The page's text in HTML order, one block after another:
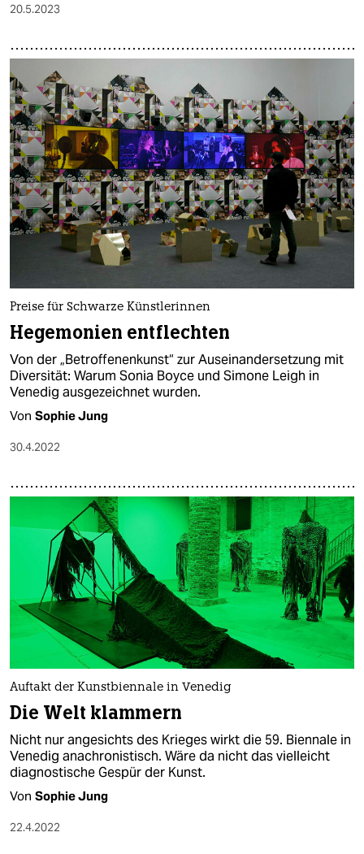
20.5.2023
Preise für Schwarze Künstlerinnen
Hegemonien entflechten
Von der „Betroffenenkunst“ zur Auseinandersetzung mit
Diversität: Warum Sonia Boyce und Simone Leigh in
Venedig ausgezeichnet wurden.
Von Sophie Jung
30.4.2022
Auftakt der Kunstbiennale in Venedig
Die Welt klammern
Nicht nur angesichts des Krieges wirkt die 59. Biennale in
Venedig anachronistisch. Wäre da nicht das vielleicht
diagnostische Gespür der Kunst.
Von Sophie Jung
22.4.2022